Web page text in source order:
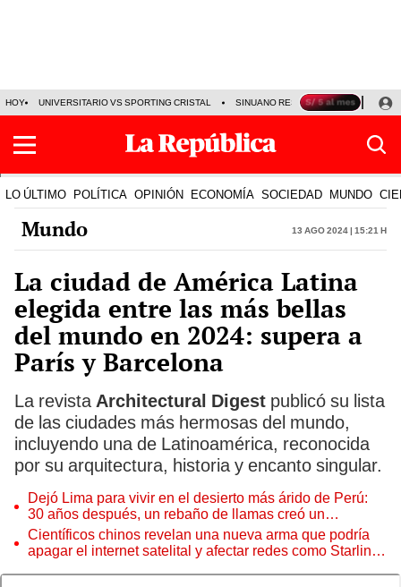
HOY UNIVERSITARIO VS SPORTING CRISTAL SINUANO RESULTADOS HOY
LO ÚLTIMO POLÍTICA OPINIÓN ECONOMÍA SOCIEDAD MUNDO
Mundo 13 Ago 2024 | 15:21 h
La ciudad de América Latina
elegida entre las más bellas
del mundo en 2024: supera a
París y Barcelona
La revista Architectural Digest publicó su lista
de las ciudades más hermosas del mundo,
incluyendo una de Latinoamérica, reconocida
por su arquitectura, historia y encanto singular.
Dejó Lima para vivir en el desierto más árido de Perú:
30 años después, un rebaño de llamas creó un
sorprendente ecosistema
Científicos chinos revelan una nueva arma que podría
apagar el internet satelital y afectar redes como Starlink